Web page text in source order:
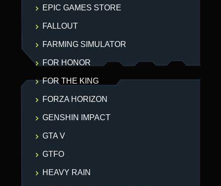
EPIC GAMES STORE
FALLOUT
FARMING SIMULATOR
FOR HONOR
FOR THE KING
FORZA HORIZON
GENSHIN IMPACT
GTA V
GTFO
HEAVY RAIN